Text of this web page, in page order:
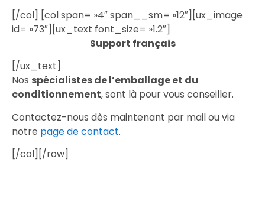
[/col] [col span= »4″ span__sm= »12″][ux_image
id= »73″][ux_text font_size= »1.2″]
Support français
[/ux_text]
Nos spécialistes de l’emballage et du
conditionnement, sont là pour vous conseiller.
Contactez-nous dès maintenant par mail ou via
notre page de contact.
[/col][/row]